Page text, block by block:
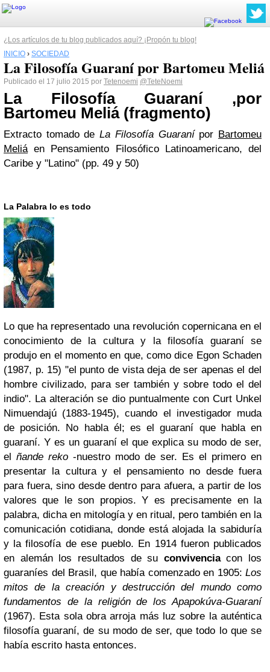
¿Los artículos de tu blog publicados aquí? ¡Propón tu blog!
INICIO › SOCIEDAD
La Filosofía Guaraní por Bartomeu Meliá
Publicado el 17 julio 2015 por Tetenoemi @TeteNoemi
La Filosofía Guaraní ,por
Bartomeu Meliá (fragmento)
Extracto tomado deLa Filosofía Guaranípor Bartomeu
Meliáen Pensamiento Filosófico Latinoamericano, del
Caribe y "Latino" (pp. 49 y 50)
La Palabra lo es todo
Lo que ha representado una revolución copernicana en el
conocimiento de la cultura y la filosofía guaraní se
produjo en el momento en que, como dice Egon Schaden
(1987, p. 15) "el punto de vista deja de ser apenas el del
hombre civilizado, para ser también y sobre todo el del
indio". La alteración se dio puntualmente con Curt Unkel
Nimuendajú (1883-1945), cuando el investigador muda
de posición. No habla él; es el guaraní que habla en
guaraní. Y es un guaraní el que explica su modo de ser,
el ñande reko -nuestro modo de ser. Es el primero en
presentar la cultura y el pensamiento no desde fuera
para fuera, sino desde dentro para afuera, a partir de los
valores que le son propios. Y es precisamente en la
palabra, dicha en mitología y en ritual, pero también en la
comunicación cotidiana, donde está alojada la sabiduría
y la filosofía de ese pueblo. En 1914 fueron publicados
en alemán los resultados de su convivenciacon los
guaraníes del Brasil, que había comenzado en 1905: Los
mitos de la creación y destrucción del mundo como
fundamentos de la religión de los Apapokúva-Guaraní
(1967). Esta sola obra arroja más luz sobre la auténtica
filosofía guaraní, de su modo de ser, que todo lo que se
había escrito hasta entonces.